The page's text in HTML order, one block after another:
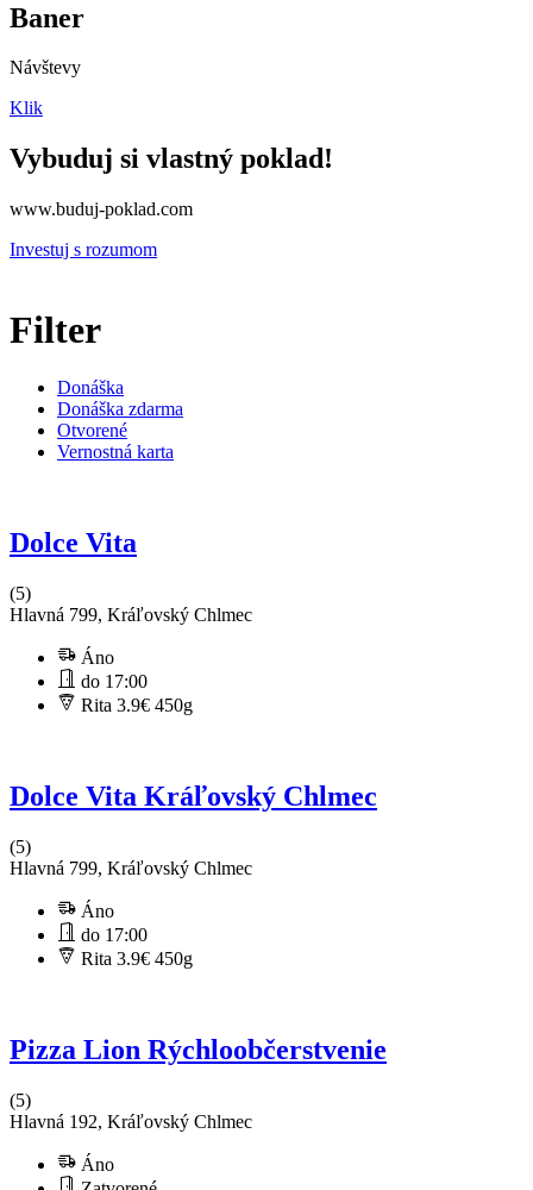
Baner
Návštevy
Klik
Vybuduj si vlastný poklad!
www.buduj-poklad.com
Investuj s rozumom
Filter
Donáška
Donáška zdarma
Otvorené
Vernostná karta
Dolce Vita
(5)
Hlavná 799, Kráľovský Chlmec
Áno
do 17:00
Rita 3.9€ 450g
Dolce Vita Kráľovský Chlmec
(5)
Hlavná 799, Kráľovský Chlmec
Áno
do 17:00
Rita 3.9€ 450g
Pizza Lion Rýchloobčerstvenie
(5)
Hlavná 192, Kráľovský Chlmec
Áno